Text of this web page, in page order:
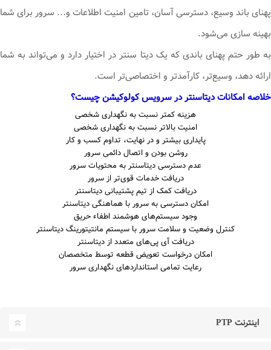
پهنای باند وسیع، دسترسی آسان، تامین امنیت اطلاعات و… سرور برای شما
بهینه سازی می‌شود.
به طور حتم پهنای باندی که یک دیتا سنتر در اختیار دارد و می‌تواند به شما
ارائه دهد، وسیع‌تر، کارآمدتر و اختصاصی‌تر است.
خلاصه امکانات دیتاسنتر در سرویس کولوکیشن چیست؟
هزینه کمتر نسبت به نگهداری شخصی
امنیت بالاتر نسبت به نگهداری شخصی
پایداری بیشتر و در نهایت، تداوم کسب و کار
روشن بودن و اتصال دائمی سرور
عدم دسترسی دیتاسنتر به محتویات سرور
دریافت خدمات قوی‌تر از سرور
دریافت کمک از تیم پشتیبانی دیتاسنتر
امکان دسترسی به سرور با هماهنگی دیتاسنتر
وجود سیستم‌های هوشمند اطفاء حریق
کنترل وضعیت و سلامت سرور با سیستم مانتیتورینگ دیتاسنتر
دریافت آی پی‌های متعدد از دیتاسنتر
امکان درخواست تعویض قطعه توسط متخصصان
رعایت تمامی استانداردهای نگهداری سرور
اینترنت PTP